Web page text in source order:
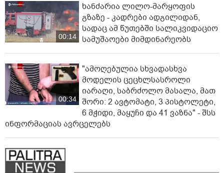
00:14
ხანძარია ლილო-მარყოფის
გზაზე - კადრები ადგილიდან,
სადაც ამ წუთებში სალიკვიდაციო
სამუშაოები მიმდინარეობს
00:34
"ამოღებულია სხვადასხვა
მოდელის ცეცხლსასროლი
იარაღი, საბრძოლო მასალა, მათ
შორი: 2 ავტომატი, 3 პისტოლეტი,
6 მჭიდი, მაყუჩი და 41 ვაზნა" - შსს
ინფორმაციას ავრცელებს